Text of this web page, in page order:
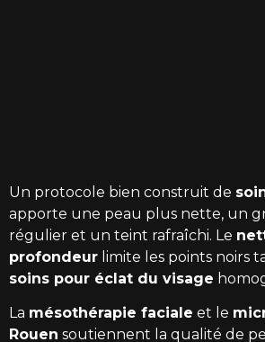
Un protocole bien construit de
apporte une peau plus nette, un
régulier et un teint rafraîchi. Le
profondeur limite les points noirs
soins pour éclat du visage
La mésothérapie faciale et le
Rouen soutiennent la qualité de